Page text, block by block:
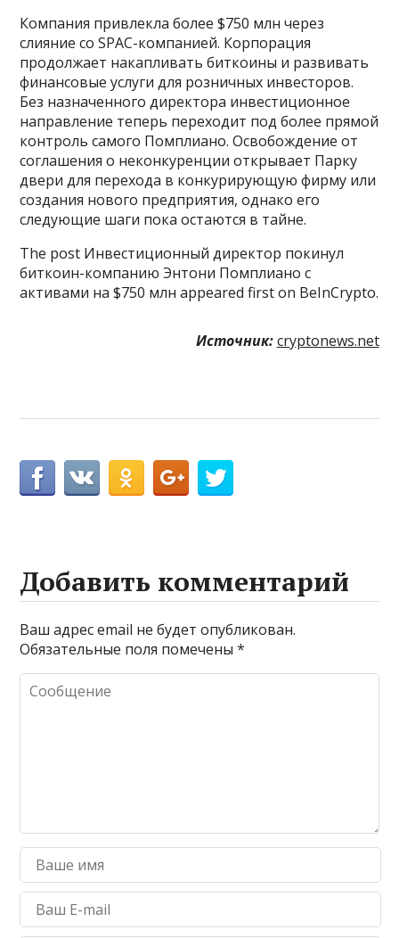
Компания привлекла более $750 млн через
слияние со SPAC-компанией. Корпорация
продолжает накапливать биткоины и развивать
финансовые услуги для розничных инвесторов.
Без назначенного директора инвестиционное
направление теперь переходит под более прямой
контроль самого Помплиано. Освобождение от
соглашения о неконкуренции открывает Парку
двери для перехода в конкурирующую фирму или
создания нового предприятия, однако его
следующие шаги пока остаются в тайне.
The post Инвестиционный директор покинул
биткоин-компанию Энтони Помплиано с
активами на $750 млн appeared first on BeInCrypto.
Источник: cryptonews.net
Добавить комментарий
Ваш адрес email не будет опубликован.
Обязательные поля помечены*